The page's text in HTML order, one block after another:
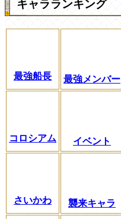
キャラランキング
最強船長 最強メンバー
コロシアム イベント
さいかわ 襲来キャラ